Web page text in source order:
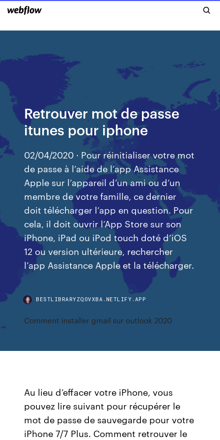
Retrouver mot de passe
itunes pour iphone
02/04/2020 · Pour réinitialiser votre mot
de passe à l’aide de l’app Assistance
Apple sur l’appareil d’un ami ou d’un
membre de votre famille, ce dernier
doit télécharger l’app en question. Pour
cela, il doit ouvrir l’App Store sur son
iPhone, iPad ou iPod touch doté d’iOS
12 ou version ultérieure, rechercher
l’app Assistance Apple et la télécharger.
BESTLIBRARYZQOVXBA.NETLIFY.APP
Comment installer gmail sur outlook 2020
Au lieu d’effacer votre iPhone, vous
pouvez lire suivant pour récupérer le
mot de passe de sauvegarde pour votre
iPhone 7/7 Plus. Comment retrouver le